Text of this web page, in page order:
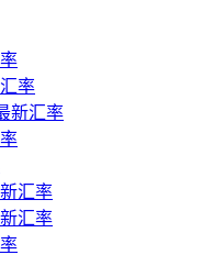
率
新汇率
汇率
汇率